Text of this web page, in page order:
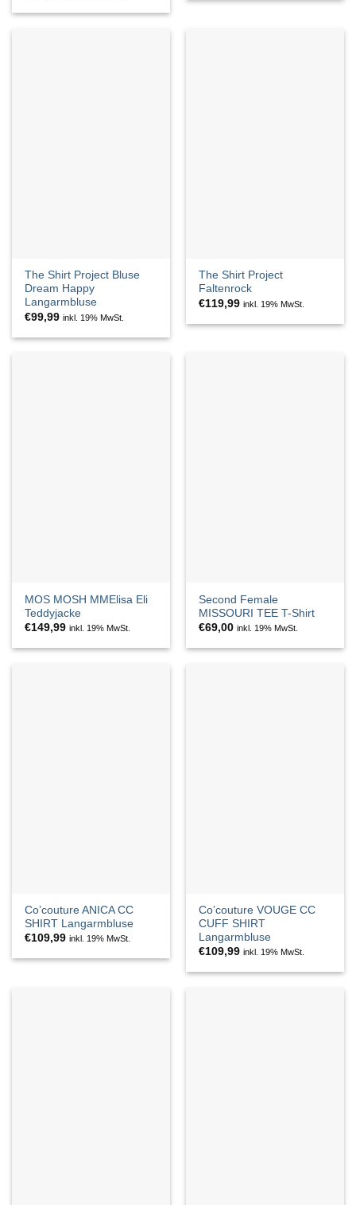
The Shirt Project Bluse
Dream Happy
Langarmbluse
€99,99 inkl. 19% MwSt.
The Shirt Project
Faltenrock
€119,99 inkl. 19% MwSt.
MOS MOSH MMElisa Eli
Teddyjacke
€149,99 inkl. 19% MwSt.
Second Female
MISSOURI TEE T-Shirt
€69,00 inkl. 19% MwSt.
Co’couture ANICA CC
SHIRT Langarmbluse
€109,99 inkl. 19% MwSt.
Co’couture VOUGE CC
CUFF SHIRT
Langarmbluse
€109,99 inkl. 19% MwSt.